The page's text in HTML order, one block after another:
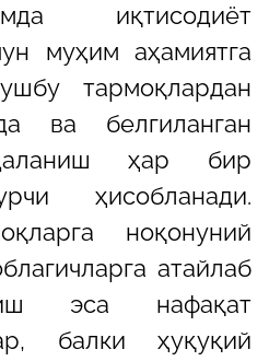
иқтисодиёт
муҳим аҳамиятга
тармоқлардан
ва белгиланган
ҳар бир
ҳисобланади.
ноқонуний
атайлаб
эса нафақат
балки ҳуқуқий